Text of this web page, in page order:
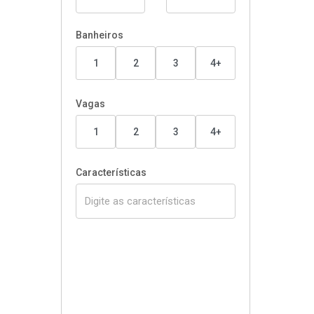
Banheiros
1 2 3 4+
Vagas
1 2 3 4+
Características